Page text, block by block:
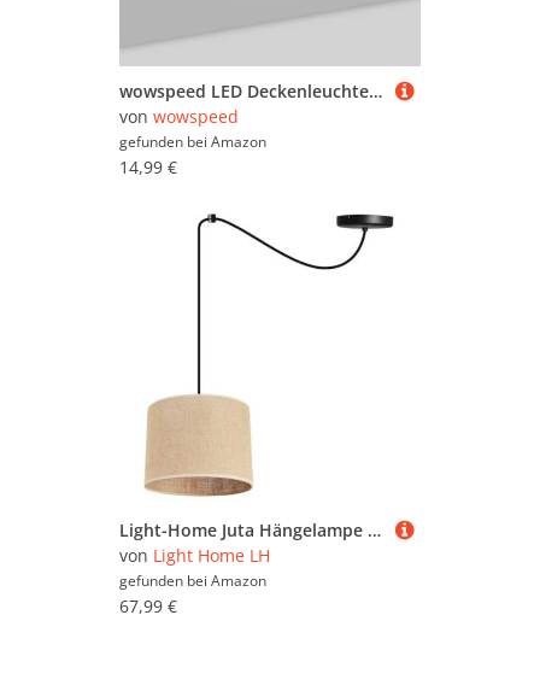
wowspeed LED Deckenleuchte, 18W - 1400LM - 6500K LED Deckenleuchte Flach, Modern Schlicht Ultra Dünn Deckenlampe, Deckenlampe LED Quadratisch für Wohnzimmer Schlafzimmer Küche Bad Balkon, 21.7cm
von wowspeed
gefunden bei Amazon
14,99 €
Light-Home Juta Hängelampe - Boho Deckenlampe Esszimmer und Küche - Pendelleuchte aus Metall mit Soff Lampenschirm (E27) - ⌀ 20 cm - Schwarz Untersatz - Jute
von Light Home LH
gefunden bei Amazon
67,99 €